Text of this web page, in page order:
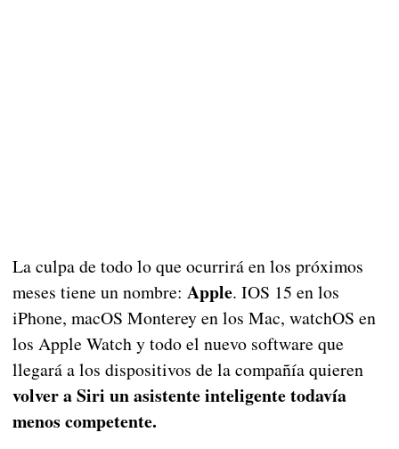
La culpa de todo lo que ocurrirá en los próximos
meses tiene un nombre: Apple. IOS 15 en los
iPhone, macOS Monterey en los Mac, watchOS en
los Apple Watch y todo el nuevo software que
llegará a los dispositivos de la compañía quieren
volver a Siri un asistente inteligente todavía
menos competente.